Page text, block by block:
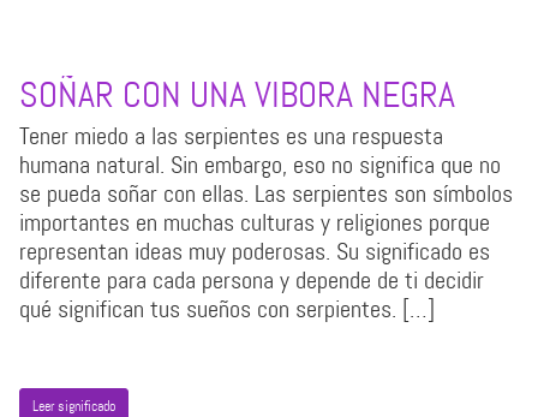
SOÑAR CON UNA VIBORA NEGRA
Tener miedo a las serpientes es una respuesta
humana natural. Sin embargo, eso no significa que no
se pueda soñar con ellas. Las serpientes son símbolos
importantes en muchas culturas y religiones porque
representan ideas muy poderosas. Su significado es
diferente para cada persona y depende de ti decidir
qué significan tus sueños con serpientes. […]
Leer significado